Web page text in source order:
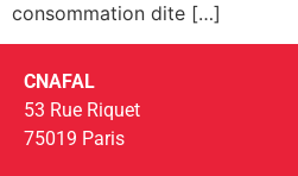
consommation dite […]
CNAFAL
53 Rue Riquet
75019 Paris